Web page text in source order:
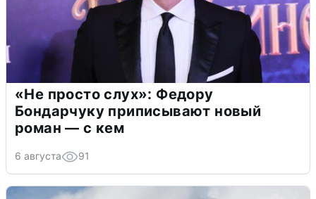
«Не просто слух»: Федору
Бондарчуку приписывают новый
роман — с кем
6 августа 91